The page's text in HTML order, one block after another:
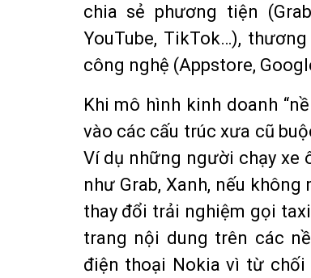
chia sẻ phương tiện
YouTube, TikTok…),
công nghệ (Appstore,
Khi mô hình kinh doanh
vào các cấu trúc xưa cũ
Ví dụ những người chạy xe
như Grab, Xanh, nếu
thay đổi trải nghiệm gọi
trang nội dung trên các
điện thoại Nokia vì từ chối